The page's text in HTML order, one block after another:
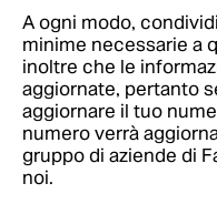
A ogni modo,
minime necessarie a
inoltre che le
aggiornate, pertanto
aggiornare il tuo
numero verrà
gruppo di aziende di
noi.